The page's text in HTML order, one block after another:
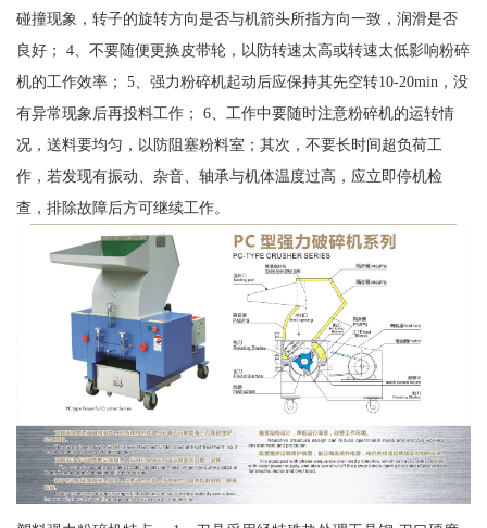
碰撞现象，转子的旋转方向是否与机箭头所指方向一致，润滑是否
良好； 4、不要随便更换皮带轮，以防转速太高或转速太低影响粉碎
机的工作效率； 5、强力粉碎机起动后应保持其先空转10-20min，没
有异常现象后再投料工作； 6、工作中要随时注意粉碎机的运转情
况，送料要均匀，以防阻塞粉料室；其次，不要长时间超负荷工
作，若发现有振动、杂音、轴承与机体温度过高，应立即停机检
查，排除故障后方可继续工作。